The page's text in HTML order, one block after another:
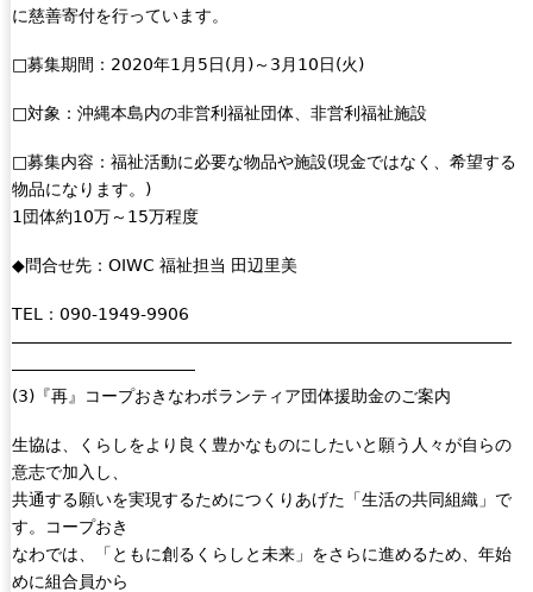
r
n
l
に慈善寄付を行っています。
□募集期間：2020年1月5日(月)～3月10日(火)
□対象：沖縄本島内の非営利福祉団体、非営利福祉施設
□募集内容：福祉活動に必要な物品や施設(現金ではなく、希望する
物品になります。)
1団体約10万～15万程度
◆問合せ先：OIWC 福祉担当 田辺里美
TEL：090-1949-9906
――――――――――――――――――――――――――――――
―――――――――――
(3)『再』コープおきなわボランティア団体援助金のご案内
生協は、くらしをより良く豊かなものにしたいと願う人々が自らの
意志で加入し、
共通する願いを実現するためにつくりあげた「生活の共同組織」で
す。コープおき
なわでは、「ともに創るくらしと未来」をさらに進めるため、年始
めに組合員から